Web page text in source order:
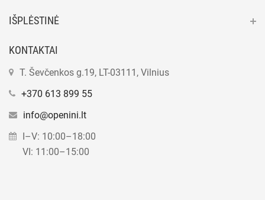
IŠPLĖSTINĖ
KONTAKTAI
T. Ševčenkos g.19, LT-03111, Vilnius
+370 613 899 55
info@openini.lt
I–V: 10:00–18:00
VI: 11:00–15:00